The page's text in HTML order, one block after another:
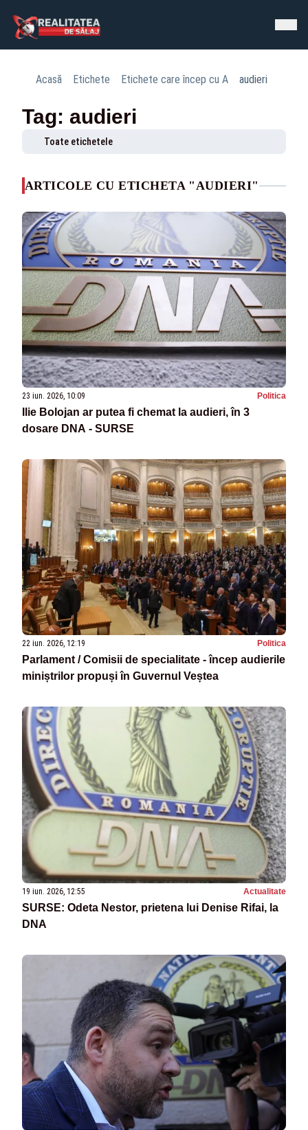
Acasă Etichete Etichete care încep cu A audieri
Tag: audieri
Toate etichetele
ARTICOLE CU ETICHETA "AUDIERI"
23 iun. 2026, 10:09 Politica
Ilie Bolojan ar putea fi chemat la audieri, în 3
dosare DNA - SURSE
22 iun. 2026, 12:19 Politica
Parlament / Comisii de specialitate - încep audierile
miniștrilor propuși în Guvernul Veștea
19 iun. 2026, 12:55 Actualitate
SURSE: Odeta Nestor, prietena lui Denise Rifai, la
DNA